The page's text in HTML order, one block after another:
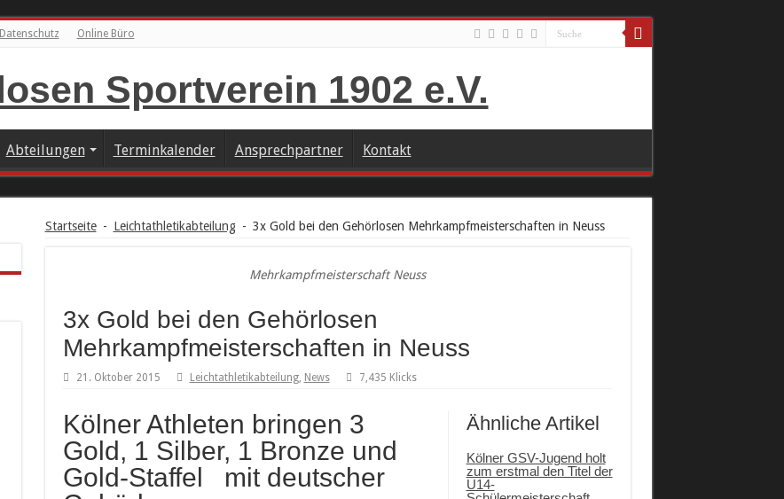
Datenschutz Online Büro
Abteilungen Terminkalender Ansprechpartner Kontakt
Startseite - Leichtathletikabteilung - 3x Gold bei den Gehörlosen Mehrkampfmeisterschaften in Neuss
Mehrkampfmeisterschaft Neuss
3x Gold bei den Gehörlosen
Mehrkampfmeisterschaften in Neuss
21. Oktober 2015 Leichtathletikabteilung, News 7,435 Klicks
Ähnliche Artikel
Kölner GSV-Jugend holt
zum erstmal den Titel der
U14-
Kölner Athleten bringen 3
Gold, 1 Silber, 1 Bronze und
Gold-Staffel mit deutscher